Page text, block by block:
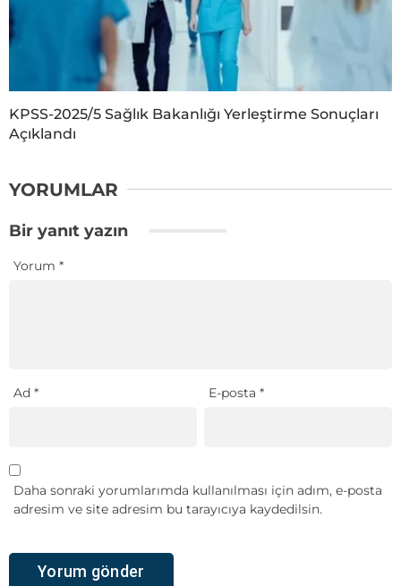
KPSS-2025/5 Sağlık Bakanlığı Yerleştirme Sonuçları
Açıklandı
YORUMLAR
Bir yanıt yazın
Yorum *
Ad * E-posta*
Daha sonraki yorumlarımda kullanılması için adım, e-posta
adresim ve site adresim bu tarayıcıya kaydedilsin.